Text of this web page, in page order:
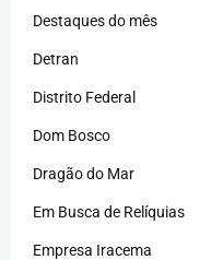
Destaques do mês
Detran
Distrito Federal
Dom Bosco
Dragão do Mar
Em Busca de Relíquias
Empresa Iracema